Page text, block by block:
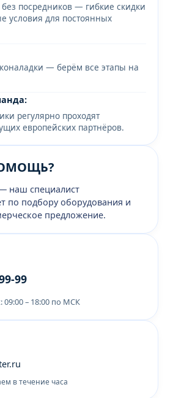
посредников — гибкие скидки
условия для постоянных
— берём все этапы на
регулярно проходят
европейских партнёров.
наш специалист
по подбору оборудования и
предложение.
99
09:00 – 18:00 по МСК
в течение часа